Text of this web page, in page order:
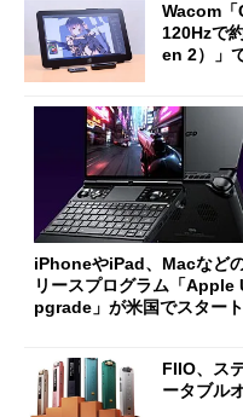
Wacom
120Hzで
en 2）」
iPhoneやiPad、Macなど
リースプログラム「Apple
pgrade」が米国でスター
ut」が明...
FIIO、ス
ータブル